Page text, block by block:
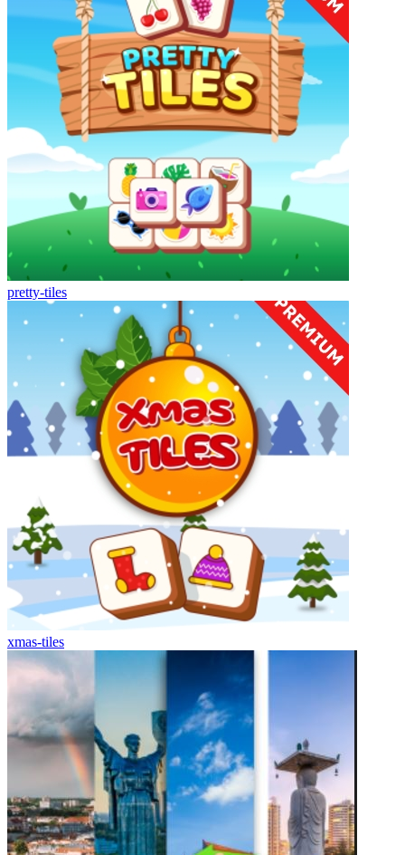
pretty-tiles
xmas-tiles